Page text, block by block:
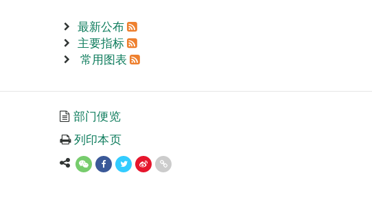
最新公布
主要指标
常用图表
部门便览
列印本页